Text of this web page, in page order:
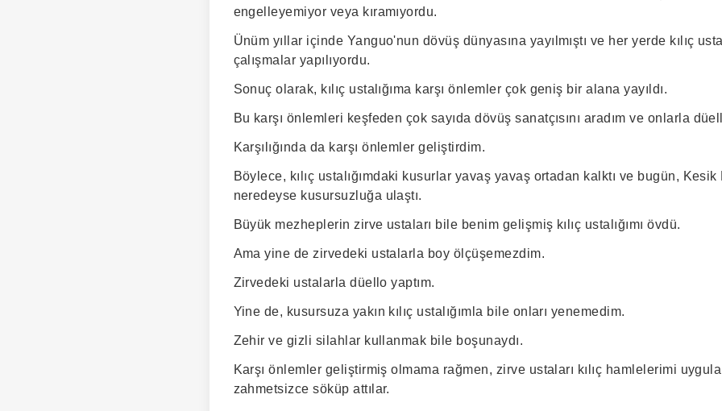
engelleyemiyor veya kıramıyordu.
Ünüm yıllar içinde Yanguo'nun dövüş dünyasına yayılmıştı ve her yerde kılıç
çalışmalar yapılıyordu.
Sonuç olarak, kılıç ustalığıma karşı önlemler çok geniş bir alana yayıldı.
Bu karşı önlemleri keşfeden çok sayıda dövüş sanatçısını aradım ve onlarla
Karşılığında da karşı önlemler geliştirdim.
Böylece, kılıç ustalığımdaki kusurlar yavaş yavaş ortadan kalktı ve bugün, Kesik
neredeyse kusursuzluğa ulaştı.
Büyük mezheplerin zirve ustaları bile benim gelişmiş kılıç ustalığımı övdü.
Ama yine de zirvedeki ustalarla boy ölçüşemezdim.
Zirvedeki ustalarla düello yaptım.
Yine de, kusursuza yakın kılıç ustalığımla bile onları yenemedim.
Zehir ve gizli silahlar kullanmak bile boşunaydı.
Karşı önlemler geliştirmiş olmama rağmen, zirve ustaları kılıç hamlelerimi
zahmetsizce söküp attılar.